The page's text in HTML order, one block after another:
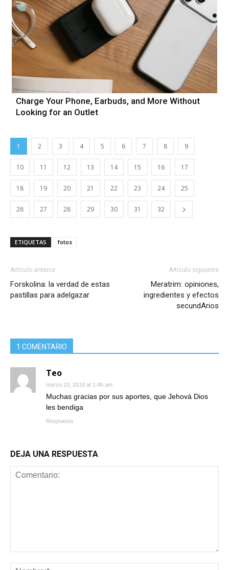
Charge Your Phone, Earbuds, and More Without
Looking for an Outlet
1 2 3 4 5 6 7 8 9
10 11 12 13 14 15 16 17
18 19 20 21 22 23 24 25
26 27 28 29 30 31 32
ETIQUETAS fotos
Artículo anterior
Forskolina: la verdad de estas
pastillas para adelgazar
Artículo siguiente
Meratrim: opiniones,
ingredientes y efectos
secundArios
1 COMENTARIO
Teo
marzo 10, 2018 at 1:46 am
Muchas gracias por sus aportes, que Jehová Dios
les bendiga
Respuesta
DEJA UNA RESPUESTA